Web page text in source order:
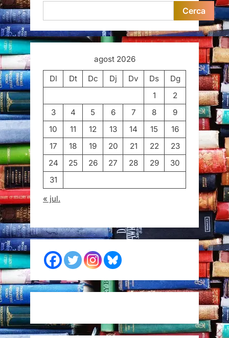
Cerca
agost 2026
Dl
Dt Dc Dj Dv Ds
Dg
1
2
3
4 5 6 7 8
9
10
11 12 13 14 15
16
17
18 19 20 21 22
23
24
25 26 27 28 29
30
31
« jul.